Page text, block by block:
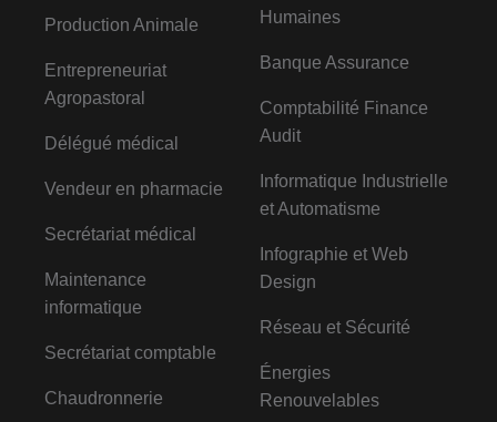
Production Animale
Entrepreneuriat
Agropastoral
Délégué médical
Vendeur en pharmacie
Secrétariat médical
Maintenance
informatique
Secrétariat comptable
Chaudronnerie
Humaines
Banque Assurance
Comptabilité Finance
Audit
Informatique Industrielle
et Automatisme
Infographie et Web
Design
Réseau et Sécurité
Énergies
Renouvelables